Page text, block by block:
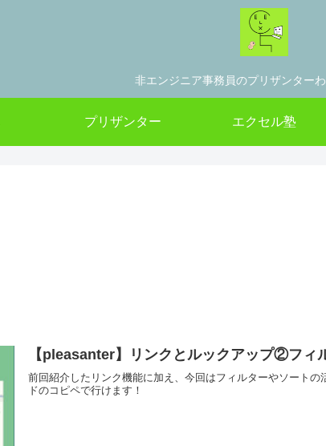
非エンジニア事務員のプリザンター
プリザンター エクセル塾
【pleasanter】リンクとルックアップ②フィ
前回紹介したリンク機能に加え、今回はフィルターやソートの
ドのコピペで行けます！